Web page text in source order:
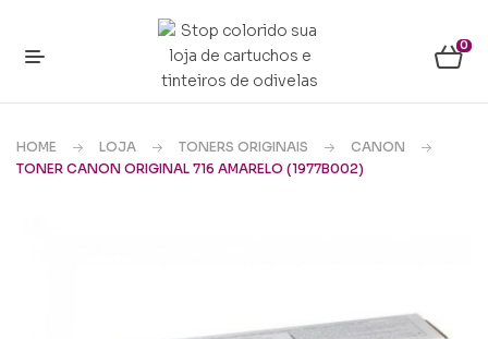
0
HOME LOJA TONERS ORIGINAIS
CANON
TONER CANON ORIGINAL 716 AMARELO (1977B002)